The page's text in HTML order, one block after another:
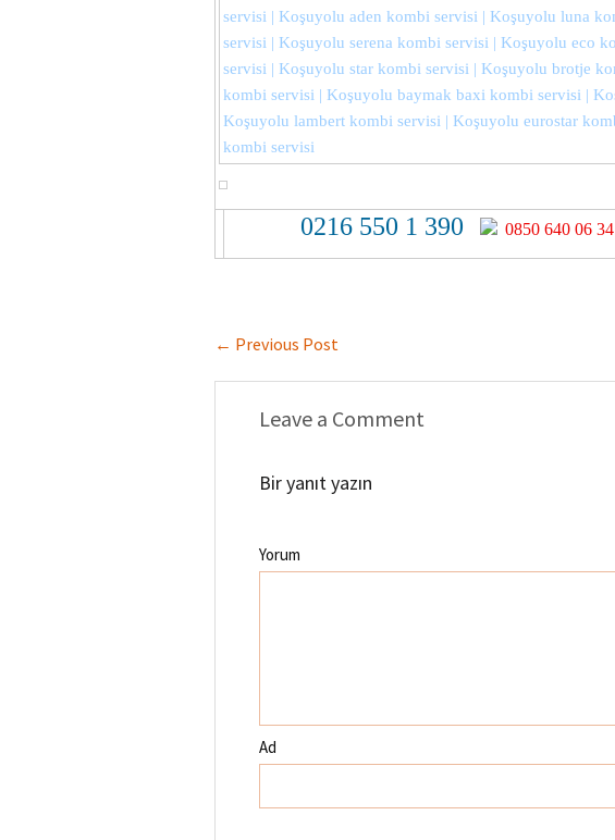
servisi | Koşuyolu aden kombi servisi | Koşuyolu luna
servisi | Koşuyolu serena kombi servisi | Koşuyolu eco
servisi | Koşuyolu star kombi servisi | Koşuyolu brotje
kombi servisi | Koşuyolu baymak baxi kombi servisi |
Koşuyolu lambert kombi servisi | Koşuyolu eurostar
kombi servisi
0216 550 1 390 0850 640 06 34
← Previous Post
Leave a Comment
Bir yanıt yazın
Yorum
Ad